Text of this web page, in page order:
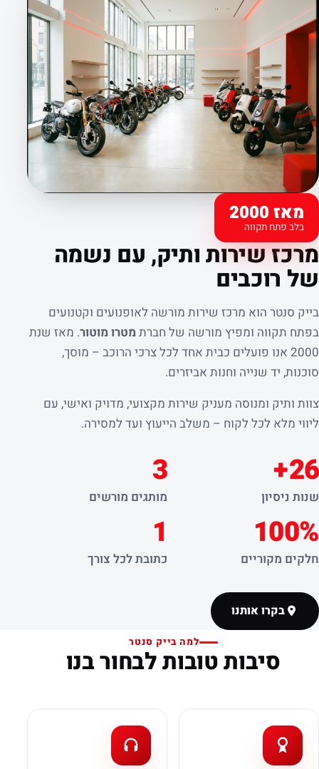
מאז 2000
בלב פתח תקווה
קצת עלינו
מרכז שירות ותיק, עם נשמה
של רוכבים
בייק סנטר הוא מרכז שירות מורשה לאופנועים וקטנועים
בפתח תקווה ומפיץ מורשה של חברת מטרו מוטור. מאז שנת
2000 אנו פועלים כבית אחד לכל צרכי הרוכב – מוסך,
סוכנות, יד שנייה וחנות אביזרים.
צוות ותיק ומנוסה מעניק שירות מקצועי, מדויק ואישי, עם
ליווי מלא לכל לקוח – משלב הייעוץ ועד למסירה.
26+
שנות ניסיון
3
מותגים מורשים
100%
חלקים מקוריים
1
כתובת לכל צורך
בקרו אותנו
למה בייק סנטר
סיבות טובות לבחור בנו